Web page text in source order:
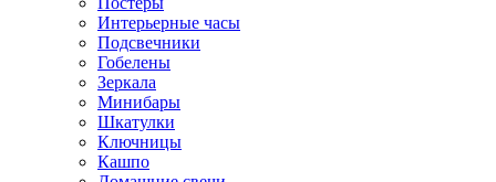
Интерьерные часы
Подсвечники
Гобелены
Зеркала
Минибары
Шкатулки
Ключницы
Кашпо